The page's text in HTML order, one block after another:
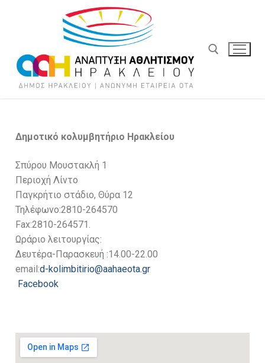
Δημοτικό κολυμβητήριο Ηρακλείου
Σπύρου Μουστακλή 1
Περιοχή Λίντο
Παγκρήτιο στάδιο, Θύρα 12
Τηλέφωνο:2810-264570
Fax:2810-264571.
Ωράριο λειτουργίας:
Δευτέρα-Παρασκευή :14.00-22.00
email:d-kolimbitirio@aahaeota.gr
Facebook